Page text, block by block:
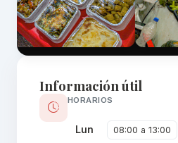
Información útil
HORARIOS
Lun 08:00 a 13:00